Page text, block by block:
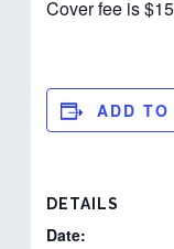
Cover fee is $15
ADD
DETAILS
Date: